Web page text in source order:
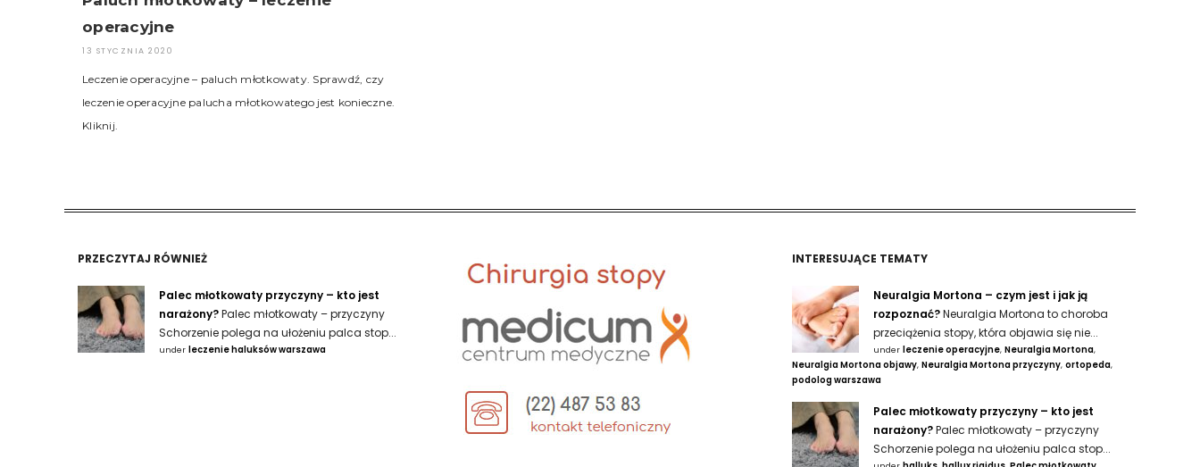
operacyjne
13 STYCZNIA 2020
Leczenie operacyjne – paluch młotkowaty. Sprawdź, czy
leczenie operacyjne palucha młotkowatego jest konieczne.
Kliknij.
PRZECZYTAJ RÓWNIEŻ
Palec młotkowaty przyczyny – kto jest
narażony?Palec młotkowaty – przyczyny
Schorzenie polega na ułożeniu palca stop...
under leczenie haluksów warszawa
INTERESUJĄCE TEMATY
Neuralgia Mortona – czym jest i jak ją
rozpoznać?Neuralgia Mortona to choroba
przeciążenia stopy, która objawia się nie...
under leczenie operacyjne, Neuralgia Mortona,
Neuralgia Mortona objawy, Neuralgia Mortona przyczyny, ortopeda,
podolog warszawa
Palec młotkowaty przyczyny – kto jest
narażony?Palec młotkowaty – przyczyny
Schorzenie polega na ułożeniu palca stop...